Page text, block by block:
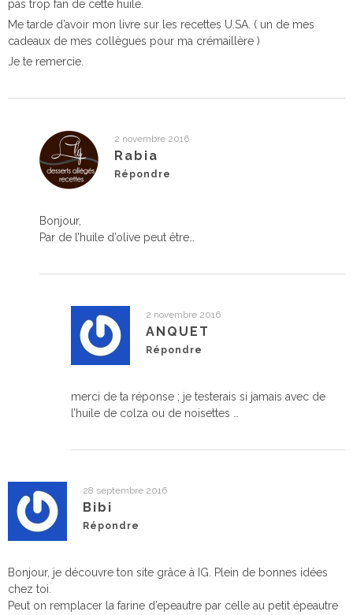
pas trop fan de cette huile.
Me tarde d’avoir mon livre sur les recettes U.SA. ( un de mes
cadeaux de mes collègues pour ma crémaillère )
Je te remercie.
2 novembre 2016
Rabia
Répondre
Bonjour,
Par de l’huile d’olive peut être…
2 novembre 2016
ANQUET
Répondre
merci de ta réponse ; je testerais si jamais avec de
l’huile de colza ou de noisettes …
28 septembre 2016
Bibi
Répondre
Bonjour, je découvre ton site grâce à IG. Plein de bonnes idées
chez toi.
Peut on remplacer la farine d’epeautre par celle au petit épeautre